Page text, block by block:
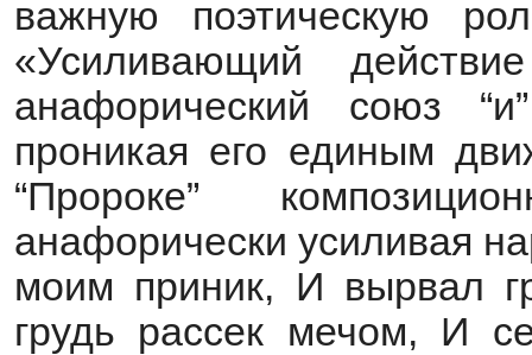
важную поэтическую
«Усиливающий
анафорический союз
проникая его единым
“Пророке”
анафорически усиливая
моим приник, И вырвал
грудь рассек мечом, И